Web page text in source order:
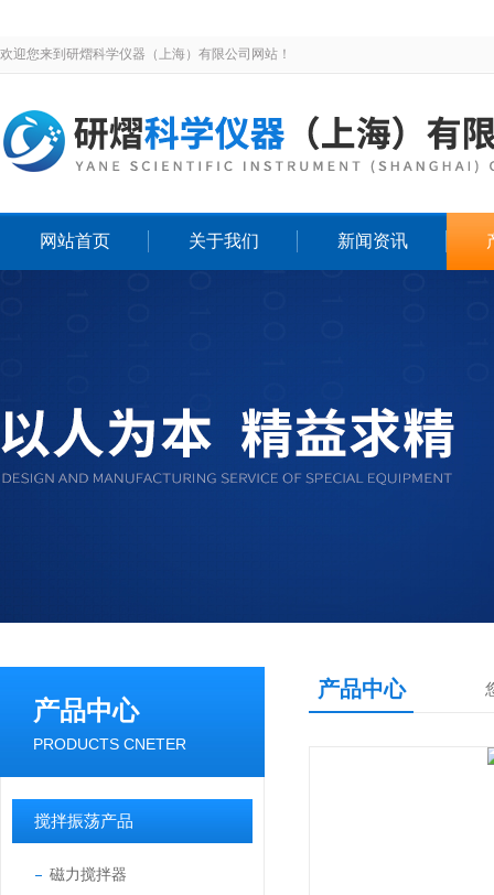
欢迎您来到研熠科学仪器（上海）有限公司网站！
网站首页 关于我们 新闻资讯
产品中心
PRODUCTS CNETER
搅拌振荡产品
磁力搅拌器
产品中心